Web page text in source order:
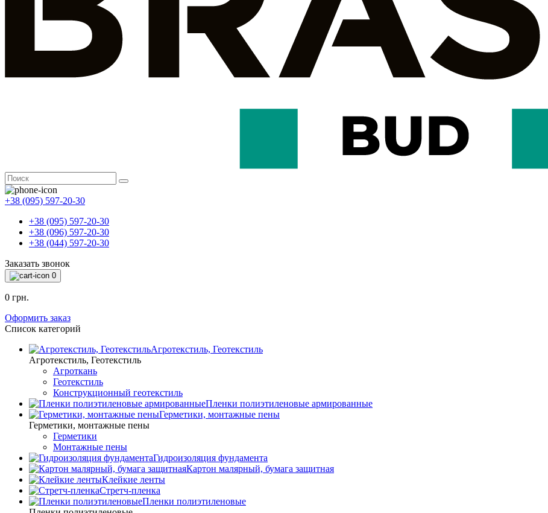
+38 (095) 597-20-30
+38 (095) 597-20-30
+38 (096) 597-20-30
+38 (044) 597-20-30
Заказать звонок
0
0 грн.
Оформить заказ
Список категорий
Агротекстиль, Геотекстиль
Агротекстиль, Геотекстиль
Агроткань
Геотекстиль
Конструкционный геотекстиль
Пленки полиэтиленовые армированные
Герметики, монтажные пены
Герметики, монтажные пены
Герметики
Монтажные пены
Гидроизоляция фундамента
Картон малярный, бумага защитная
Клейкие ленты
Стретч-пленка
Пленки полиэтиленовые